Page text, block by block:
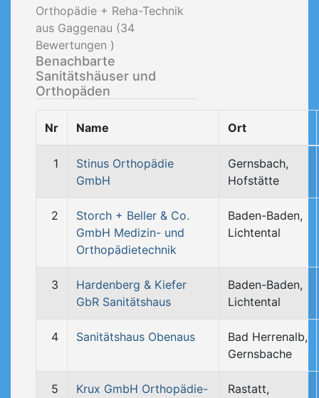
Orthopädie + Reha-Technik
aus Gaggenau (34
Bewertungen )
Benachbarte
Sanitätshäuser und
Orthopäden
Nr Name Ort
1
Stinus Orthopädie
GmbH
Gernsbach,
Hofstätte
2
Storch + Beller & Co.
GmbH Medizin- und
Orthopädietechnik
Baden-Baden,
Lichtental
3
Hardenberg & Kiefer
GbR Sanitätshaus
Baden-Baden,
Lichtental
4 Sanitätshaus Obenaus
Bad Herrenalb,
Gernsbache
5
Krux GmbH Orthopädie-
Rastatt,